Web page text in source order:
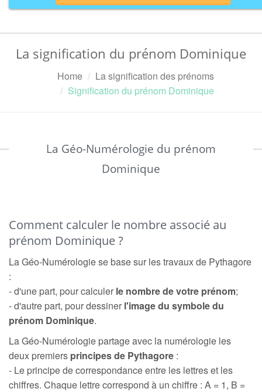
La signification du prénom Dominique
Home
La signification des prénoms
Signification du prénom Dominique
La Géo-Numérologie du prénom
Dominique
Comment calculer le nombre associé au
prénom Dominique ?
La Géo-Numérologie se base sur les travaux de Pythagore
:
- d'une part, pour calculer le nombre de votre prénom;
- d'autre part, pour dessiner l'image du symbole du
prénom Dominique.
La Géo-Numérologie partage avec la numérologie les
deux premiers principes de Pythagore :
- Le principe de correspondance entre les lettres et les
chiffres. Chaque lettre correspond à un chiffre : A = 1, B =